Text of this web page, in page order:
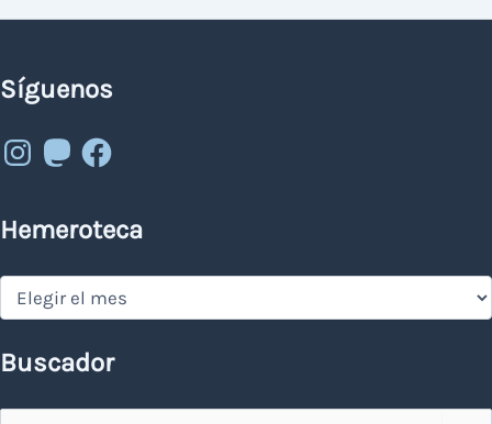
Síguenos
Instagram
MastodonFacebook
Hemeroteca
Hemeroteca
Buscador